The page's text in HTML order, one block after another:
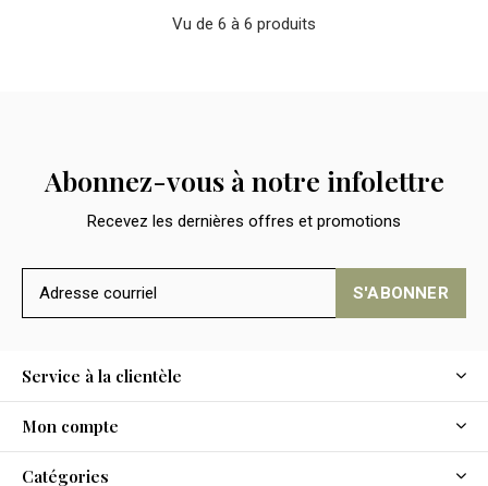
Vu de 6 à 6 produits
Abonnez-vous à notre infolettre
Recevez les dernières offres et promotions
S'ABONNER
Service à la clientèle
Mon compte
Catégories